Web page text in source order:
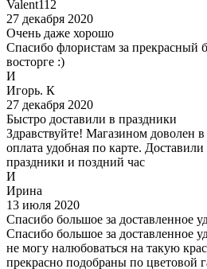
Valent112
27 декабря 2020
Очень даже хорошо
Спасибо флористам за прекрасный
восторге :)
И
Игорь. К
27 декабря 2020
Быстро доставили в праздники
Здравствуйте! Магазином доволен
оплата удобная по карте.
праздники и поздний час
И
Ирина
13 июля 2020
Спасибо большое за доставленное
Спасибо большое за доставленное
не могу налюбоваться на такую
прекрасно подобраны по цветовой